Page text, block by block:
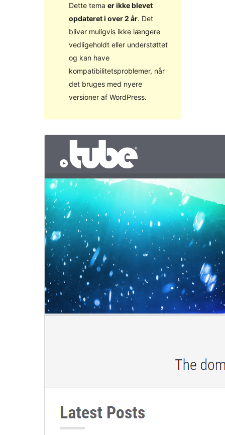
Dette tema er ikke blevet
opdateret i over 2 år. Det
bliver muligvis ikke længere
vedligeholdt eller understøttet
og kan have
kompatibilitetsproblemer, når
det bruges med nyere
versioner af WordPress.